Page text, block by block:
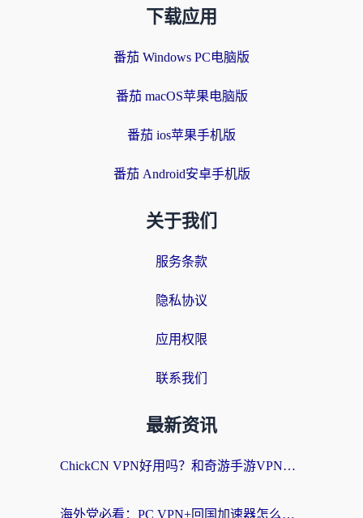
下载应用
番茄 Windows PC电脑版
番茄 macOS苹果电脑版
番茄 ios苹果手机版
番茄 Android安卓手机版
关于我们
服务条款
隐私协议
应用权限
联系我们
最新资讯
ChickCN VPN好用吗？和奇游手游VPN对比哪个回国效果更好？海外党亲测实用指南
海外党必看：PC VPN+回国加速器怎么选？无缝访问国内资源全攻略